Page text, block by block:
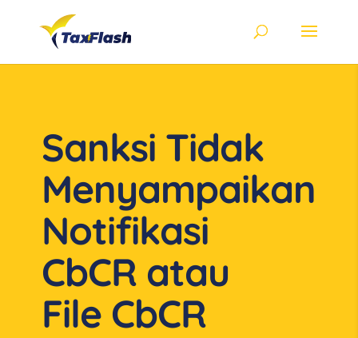
Sanksi Tidak
Menyampaikan
Notifikasi
CbCR atau
File CbCR